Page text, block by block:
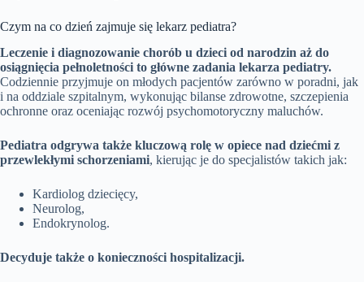
Czym na co dzień zajmuje się lekarz pediatra?
Leczenie i diagnozowanie chorób u dzieci od narodzin aż do
osiągnięcia pełnoletności to główne zadania lekarza pediatry.
Codziennie przyjmuje on młodych pacjentów zarówno w poradni, jak
i na oddziale szpitalnym, wykonując bilanse zdrowotne, szczepienia
ochronne oraz oceniając rozwój psychomotoryczny maluchów.
Pediatra odgrywa także kluczową rolę w opiece nad dziećmi z
przewlekłymi schorzeniami, kierując je do specjalistów takich jak:
Kardiolog dziecięcy,
Neurolog,
Endokrynolog.
Decyduje także o konieczności hospitalizacji.